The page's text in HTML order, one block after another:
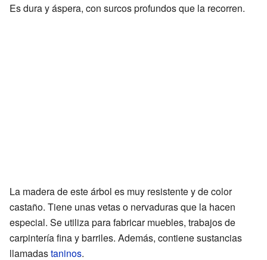
Es dura y áspera, con surcos profundos que la recorren.
La madera de este árbol es muy resistente y de color
castaño. Tiene unas vetas o nervaduras que la hacen
especial. Se utiliza para fabricar muebles, trabajos de
carpintería fina y barriles. Además, contiene sustancias
llamadastaninos.